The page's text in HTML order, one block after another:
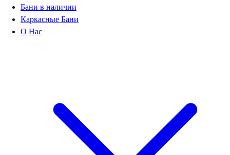
Бани в наличии
Каркасные Бани
О Нас